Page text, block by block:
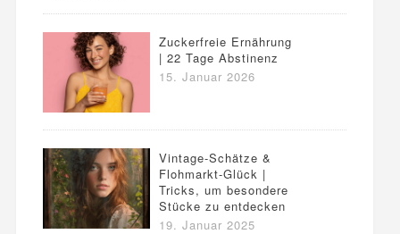
Zuckerfreie Ernährung
| 22 Tage Abstinenz
15. Januar 2026
Vintage-Schätze &
Flohmarkt-Glück |
Tricks, um besondere
Stücke zu entdecken
19. Januar 2025